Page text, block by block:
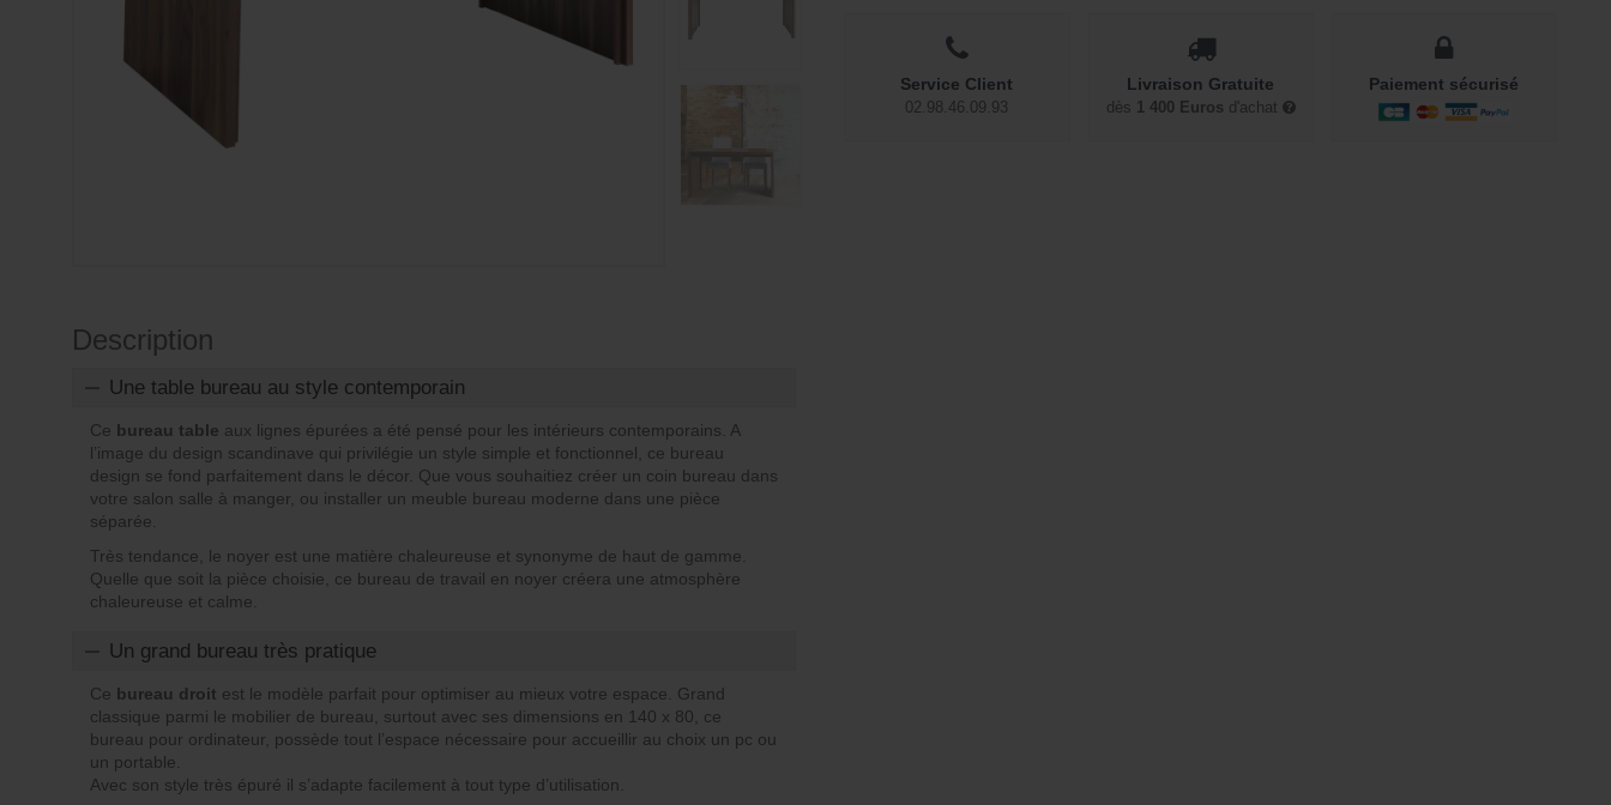
Service Client
02.98.46.09.93
Livraison Gratuite
dès 1 400 Euros d'achat
Paiement sécurisé
Description
Une table bureau au style contemporain
Ce bureau table aux lignes épurées a été pensé pour les intérieurs contemporains. A
l’image du design scandinave qui privilégie un style simple et fonctionnel, ce bureau
design se fond parfaitement dans le décor. Que vous souhaitiez créer un coin bureau dans
votre salon salle à manger, ou installer un meuble bureau moderne dans une pièce
séparée.
Très tendance, le noyer est une matière chaleureuse et synonyme de haut de gamme.
Quelle que soit la pièce choisie, ce bureau de travail en noyer créera une atmosphère
chaleureuse et calme.
Un grand bureau très pratique
Ce bureau droit est le modèle parfait pour optimiser au mieux votre espace. Grand
classique parmi le mobilier de bureau, surtout avec ses dimensions en 140 x 80, ce
bureau pour ordinateur, possède tout l’espace nécessaire pour accueillir au choix un pc ou
un portable.
Avec son style très épuré il s’adapte facilement à tout type d’utilisation.